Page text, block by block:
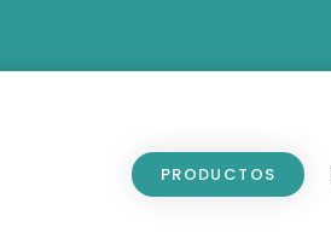
PRODUCTOS